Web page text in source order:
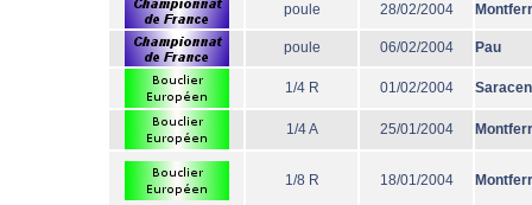
poule 28/02/2004
poule 06/02/2004 Pau
1/4 R 01/02/2004
1/4 A 25/01/2004
1/8 R 18/01/2004